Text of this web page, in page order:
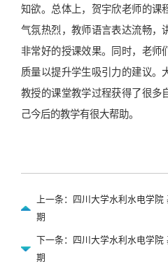
知欲。总体上，贺宇欣老师的课
气氛热烈，教师语言表达流畅，
非常好的授课效果。同时，老师
质量以提升学生吸引力的建议。
教授的课堂教学过程获得了很多
己今后的教学有很大帮助。
上一条：四川大学水利水电学
期
下一条：四川大学水利水电学院
期